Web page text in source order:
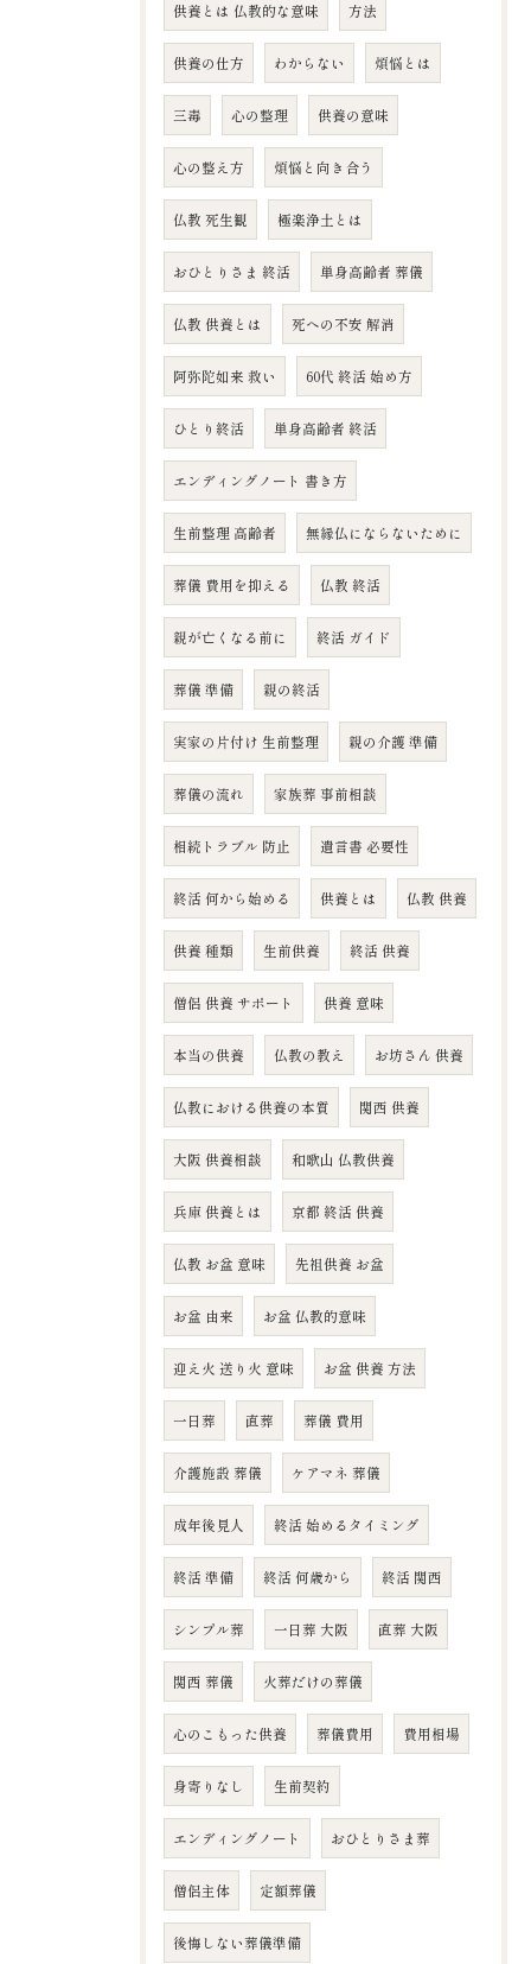
供養とは 仏教的な意味 方法
供養の仕方 わからない 煩悩とは
三毒 心の整理 供養の意味
心の整え方 煩悩と向き合う
仏教 死生観 極楽浄土とは
おひとりさま 終活 単身高齢者 葬儀
仏教 供養とは 死への不安 解消
阿弥陀如来 救い 60代 終活 始め方
ひとり終活 単身高齢者 終活
エンディングノート 書き方
生前整理 高齢者 無縁仏にならないために
葬儀 費用を抑える 仏教 終活
親が亡くなる前に 終活 ガイド
葬儀 準備 親の終活
実家の片付け 生前整理 親の介護 準備
葬儀の流れ 家族葬 事前相談
相続トラブル 防止 遺言書 必要性
終活 何から始める 供養とは 仏教 供養
供養 種類 生前供養 終活 供養
僧侶 供養 サポート 供養 意味
本当の供養 仏教の教え お坊さん 供養
仏教における供養の本質 関西 供養
大阪 供養相談 和歌山 仏教供養
兵庫 供養とは 京都 終活 供養
仏教 お盆 意味 先祖供養 お盆
お盆 由来 お盆 仏教的意味
迎え火 送り火 意味 お盆 供養 方法
一日葬 直葬 葬儀 費用
介護施設 葬儀 ケアマネ 葬儀
成年後見人 終活 始めるタイミング
終活 準備 終活 何歳から 終活 関西
シンプル葬 一日葬 大阪 直葬 大阪
関西 葬儀 火葬だけの葬儀
心のこもった供養 葬儀費用 費用相場
身寄りなし 生前契約
エンディングノート おひとりさま葬
僧侶主体 定額葬儀
後悔しない葬儀準備